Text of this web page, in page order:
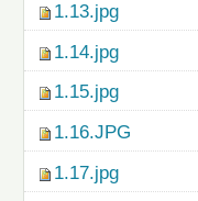
1.13.jpg
1.14.jpg
1.15.jpg
1.16.JPG
1.17.jpg